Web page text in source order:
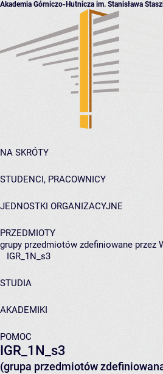
Akademia Górniczo-Hutnicza im. Stanisława
NA SKRÓTY
STUDENCI, PRACOWNICY
JEDNOSTKI ORGANIZACYJNE
PRZEDMIOTY
grupy przedmiotów zdefiniowane przez
IGR_1N_s3
STUDIA
AKADEMIKI
POMOC
IGR_1N_s3
(grupa przedmiotów